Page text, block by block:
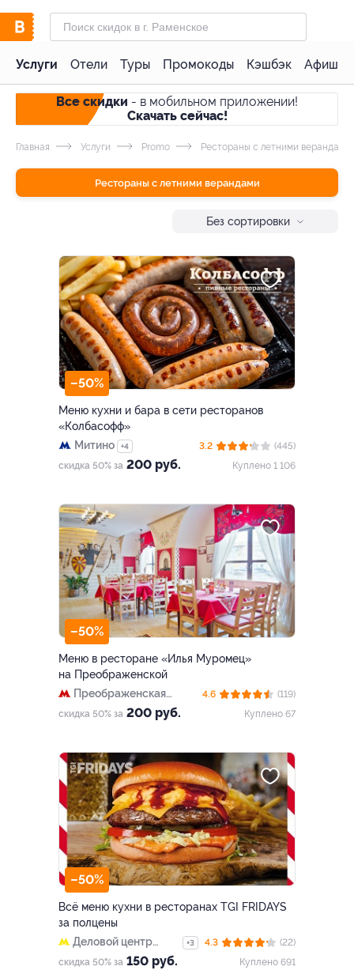
Услуги Отели Туры Промокоды Кэшбэк Афиша
Все скидки - в мобильном приложении!
Скачать сейчас!
Главная Услуги Promo Рестораны с летними верандами
Рестораны с летними верандами
Без сортировки
–50%
Меню кухни и бара в сети ресторанов
«Колбасофф»
Митино
+4
скидка 50% за 200 руб.
3.2
(445)
Куплено 1 106
–50%
Меню в ресторане «Илья Муромец»
на Преображенской
Преображенская
площадь
скидка 50% за 200 руб.
4.6
(119)
Куплено 67
–50%
Всё меню кухни в ресторанах TGI FRIDAYS
за полцены
Деловой центр
(закрыт)
+3
скидка 50% за 150 руб.
4.3
(22)
Куплено 691